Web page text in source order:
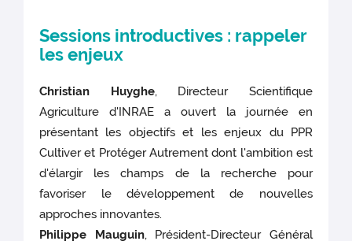
Sessions introductives : rappeler
les enjeux
Christian Huyghe, Directeur Scientifique
Agriculture d'INRAE a ouvert la journée en
présentant les objectifs et les enjeux du PPR
Cultiver et Protéger Autrement dont l'ambition est
d'élargir les champs de la recherche pour
favoriser le développement de nouvelles
approches innovantes.
Philippe Mauguin, Président-Directeur Général